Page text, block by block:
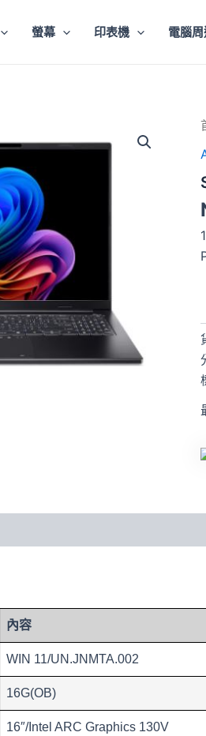
螢幕 印表機 電腦
內容
WIN 11/UN.JNMTA.002
16G(OB)
16″/Intel ARC Graphics 130V